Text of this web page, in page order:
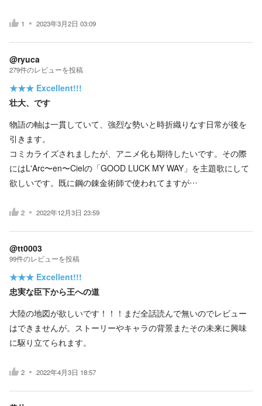
1 2023年3月2日 03:09
@ryuca
279件のレビューを投稿
★★★ Excellent!!!
壮大、です
物語の軸は一貫していて、強烈な勢いと時折織りなす日常が後を
引きます。
コミカライズされましたが、アニメ化も期待したいです。その際
にはL'Arc〜en〜Cielの「GOOD LUCK MY WAY」を主題歌にして
欲しいです。既に鋼の錬金術師で使われてますが…
2 2022年12月3日 23:59
@tt0003
99件のレビューを投稿
★★★ Excellent!!!
忠実な臣下から王への道
大陸の地図が欲しいです！！！まだ全話読んで無いのでレビュー
はできませんが。ストーリーやキャラの背景またその未来に興味
に駆り立てられます。
2 2022年4月3日 18:57